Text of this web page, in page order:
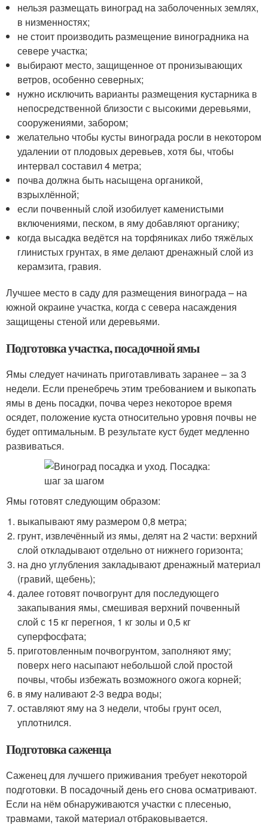
нельзя размещать виноград на заболоченных землях,
в низменностях;
не стоит производить размещение виноградника на
севере участка;
выбирают место, защищенное от пронизывающих
ветров, особенно северных;
нужно исключить варианты размещения кустарника в
непосредственной близости с высокими деревьями,
сооружениями, забором;
желательно чтобы кусты винограда росли в некотором
удалении от плодовых деревьев, хотя бы, чтобы
интервал составил 4 метра;
почва должна быть насыщена органикой,
взрыхлённой;
если почвенный слой изобилует каменистыми
включениями, песком, в яму добавляют органику;
когда высадка ведётся на торфяниках либо тяжёлых
глинистых грунтах, в яме делают дренажный слой из
керамзита, гравия.
Лучшее место в саду для размещения винограда – на
южной окраине участка, когда с севера насаждения
защищены стеной или деревьями.
Подготовка участка, посадочной ямы
Ямы следует начинать приготавливать заранее – за 3
недели. Если пренебречь этим требованием и выкопать
ямы в день посадки, почва через некоторое время
осядет, положение куста относительно уровня почвы не
будет оптимальным. В результате куст будет медленно
развиваться.
Ямы готовят следующим образом:
выкапывают яму размером 0,8 метра;
грунт, извлечённый из ямы, делят на 2 части: верхний
слой откладывают отдельно от нижнего горизонта;
на дно углубления закладывают дренажный материал
(гравий, щебень);
далее готовят почвогрунт для последующего
закапывания ямы, смешивая верхний почвенный
слой с 15 кг перегноя, 1 кг золы и 0,5 кг
суперфосфата;
приготовленным почвогрунтом, заполняют яму;
поверх него насыпают небольшой слой простой
почвы, чтобы избежать возможного ожога корней;
в яму наливают 2-3 ведра воды;
оставляют яму на 3 недели, чтобы грунт осел,
уплотнился.
Подготовка саженца
Саженец для лучшего приживания требует некоторой
подготовки. В посадочный день его снова осматривают.
Если на нём обнаруживаются участки с плесенью,
травмами, такой материал отбраковывается.